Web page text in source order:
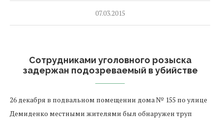
07.03.2015
Сотрудниками уголовного розыска
задержан подозреваемый в убийстве
26 декабря в подвальном помещении дома № 155 по улице
Демиденко местными жителями был обнаружен труп